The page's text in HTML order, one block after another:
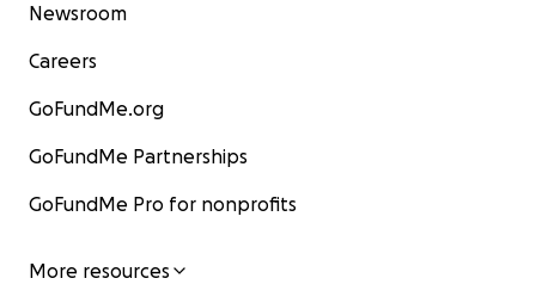
Newsroom
Careers
GoFundMe.org
GoFundMe Partnerships
GoFundMe Pro for nonprofits
More resources